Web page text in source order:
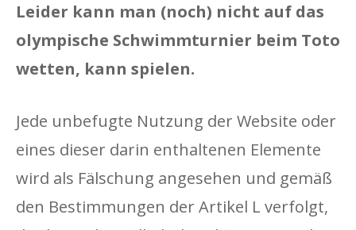
Leider kann man (noch) nicht auf das
olympische Schwimmturnier beim Toto
wetten, kann spielen.
Jede unbefugte Nutzung der Website oder
eines dieser darin enthaltenen Elemente
wird als Fälschung angesehen und gemäß
den Bestimmungen der Artikel L verfolgt,